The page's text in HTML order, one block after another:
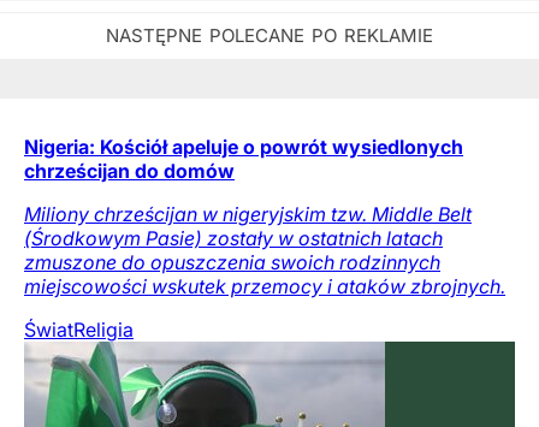
Nigeria: Kościół apeluje o powrót wysiedlonych
chrześcijan do domów
Miliony chrześcijan w nigeryjskim tzw. Middle Belt
(Środkowym Pasie) zostały w ostatnich latach
zmuszone do opuszczenia swoich rodzinnych
miejscowości wskutek przemocy i ataków zbrojnych.
ŚwiatReligia